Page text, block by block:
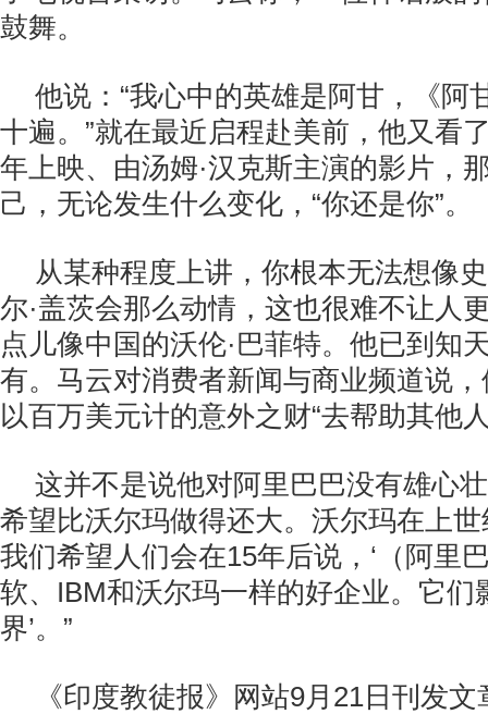
鼓舞。
他说：“我心中的英雄是阿甘，《阿
十遍。”就在最近启程赴美前，他又看
年上映、由汤姆·汉克斯主演的影片，
己，无论发生什么变化，“你还是你”。
从某种程度上讲，你根本无法想像
尔·盖茨会那么动情，这也很难不让人
点儿像中国的沃伦·巴菲特。他已到知
有。马云对消费者新闻与商业频道说
以百万美元计的意外之财“去帮助其他
这并不是说他对阿里巴巴没有雄心
希望比沃尔玛做得还大。沃尔玛在上
我们希望人们会在15年后说，‘（阿里
软、IBM和沃尔玛一样的好企业。它们
界’。”
《印度教徒报》网站9月21日刊发